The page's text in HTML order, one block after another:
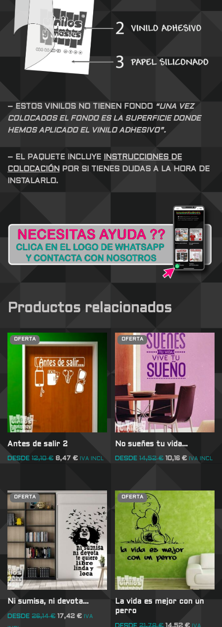
– ESTOS VINILOS NO TIENEN FONDO
“UNA VEZ
COLOCADOS EL FONDO ES LA SUPERFICIE DONDE
HEMOS APLICADO EL VINILO ADHESIVO”.
– EL PAQUETE INCLUYE
INSTRUCCIONES DE
COLOCACIÓN
POR SI TIENES DUDAS A LA HORA DE
INSTALARLO.
Productos relacionados
OFERTA
Antes de salir 2
DESDE 12,10€ 8,47 € IVA INCL
OFERTA
No sueñes tu vida…
DESDE 14,52€ 10,16€ IVA INCL
OFERTA
Ni sumisa, ni devota…
DESDE 26,14€ 17,42 € IVA
OFERTA
La vida es mejor con un
perro
IVA